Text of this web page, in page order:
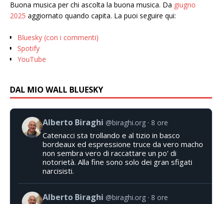
Buona musica per chi ascolta la buona musica. Da giugno
2025 aggiornato quando capita. La puoi seguire qui:
Bluesky (con i commenti)
Spotify
YouTube
DAL MIO WALL BLUESKY
Alberto Biraghi @biraghi.org 8 ore
Catenacci sta trollando e al tizio in basco
bordeaux ed espressione truce da vero macho
non sembra vero di raccattare un po' di
notorietà. Alla fine sono solo dei gran sfigati
narcisisti.
Alberto Biraghi @biraghi.org 8 ore